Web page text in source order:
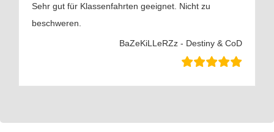
Sehr gut für Klassenfahrten geeignet. Nicht zu
beschweren.
BaZeKiLLeRZz - Destiny & CoD